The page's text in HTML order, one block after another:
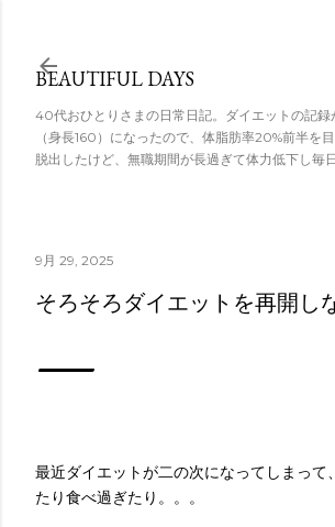
スキップ
イン コン
に移
BEAUTIFUL DAYS
40代おひとりさまの日常日記。ダイエットの記
（身長160）になったので、体脂肪率20%前半を
脱出したけど、無職期間が長過ぎて体力低下し毎
9月 29, 2025
そろそろダイエットを再開し
最近ダイエットが二の次になってしまって
たり食べ過ぎたり。。。